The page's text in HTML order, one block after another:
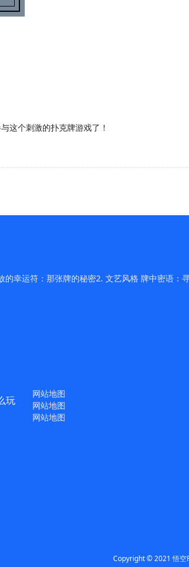
这个刺激的扑克牌游戏了！
幸运符：那张牌的秘密2. 文艺风格 牌中密语：
玩
网站地图
网站地图
网站地图
Copyright © 2021悟空